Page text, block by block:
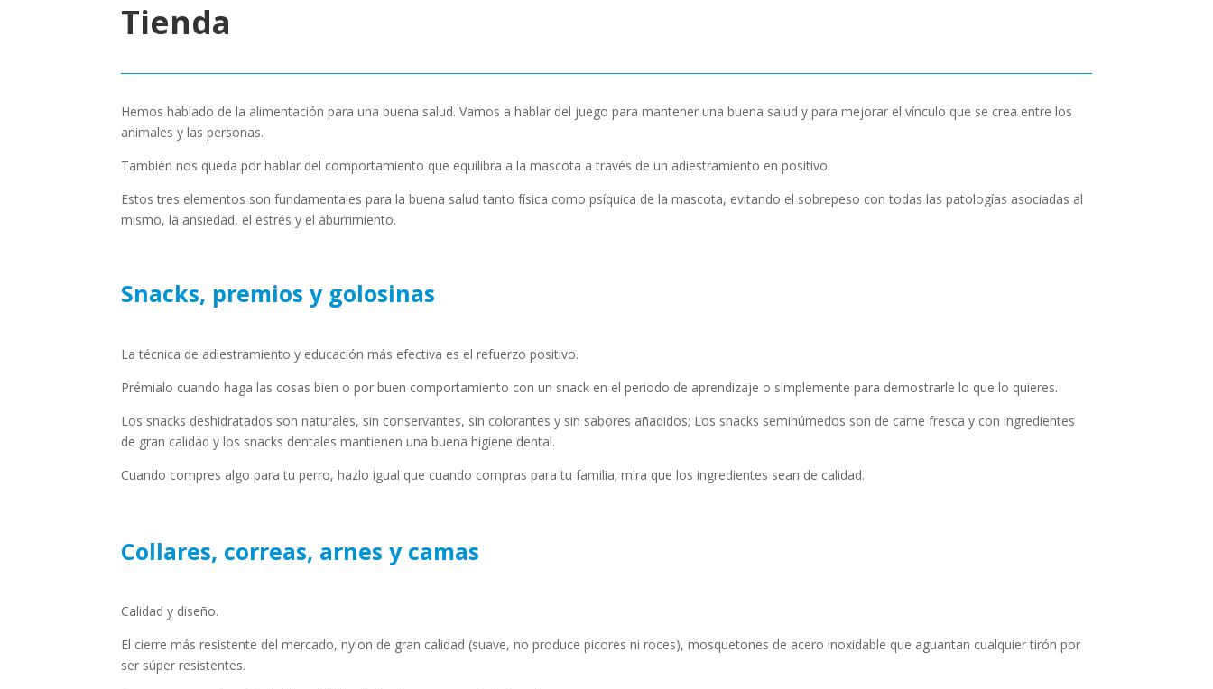
Tienda
Hemos hablado de la alimentación para una buena salud. Vamos a hablar del juego para mantener una buena salud y para mejorar el vínculo que se crea entre los
animales y las personas.
También nos queda por hablar del comportamiento que equilibra a la mascota a través de un adiestramiento en positivo.
Estos tres elementos son fundamentales para la buena salud tanto física como psíquica de la mascota, evitando el sobrepeso con todas las patologías asociadas al
mismo, la ansiedad, el estrés y el aburrimiento.
Snacks, premios y golosinas
La técnica de adiestramiento y educación más efectiva es el refuerzo positivo.
Prémialo cuando haga las cosas bien o por buen comportamiento con un snack en el periodo de aprendizaje o simplemente para demostrarle lo que lo quieres.
Los snacks deshidratados son naturales, sin conservantes, sin colorantes y sin sabores añadidos; Los snacks semihúmedos son de carne fresca y con ingredientes
de gran calidad y los snacks dentales mantienen una buena higiene dental.
Cuando compres algo para tu perro, hazlo igual que cuando compras para tu familia; mira que los ingredientes sean de calidad.
Collares, correas, arnes y camas
Calidad y diseño.
El cierre más resistente del mercado, nylon de gran calidad (suave, no produce picores ni roces), mosquetones de acero inoxidable que aguantan cualquier tirón por
ser súper resistentes.